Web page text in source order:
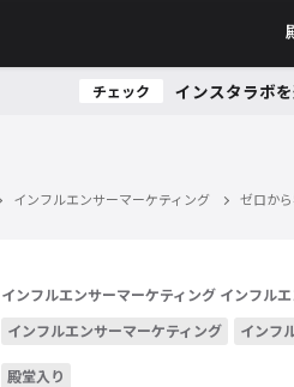
チェック インスタラボ
インフルエンサーマーケティング ゼロか
インフルエンサーマーケティング インフル
インフルエンサーマーケティング
インフ
殿堂入り